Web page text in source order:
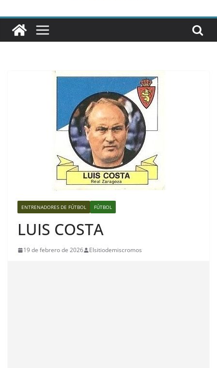
ENTRENADORES DE FÚTBOL FÚTBOL
LUIS COSTA
19 de febrero de 2026 Elsitiodemiscromos